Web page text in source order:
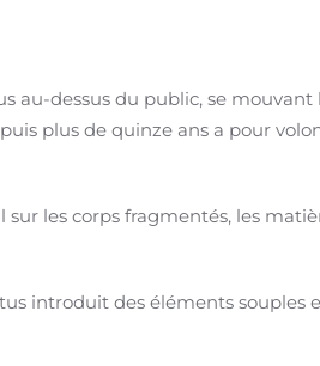
au-dessus du public, se
plus de quinze ans a pour
les corps fragmentés, les
introduit des éléments souples